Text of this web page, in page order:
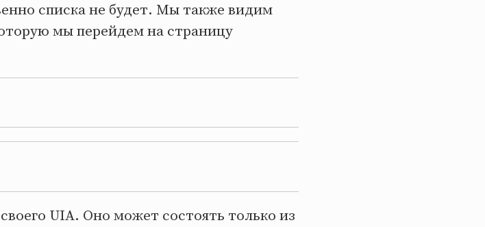
списка не будет. Мы также видим
мы перейдем на страницу
UIA. Оно может состоять только из